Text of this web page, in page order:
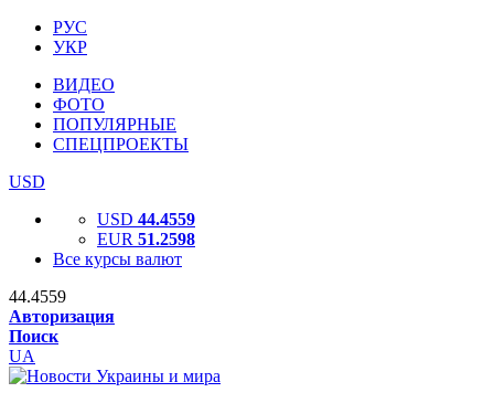
РУС
УКР
ВИДЕО
ФОТО
ПОПУЛЯРНЫЕ
СПЕЦПРОЕКТЫ
USD
USD 44.4559
EUR 51.2598
Все курсы валют
44.4559
Авторизация
Поиск
UA